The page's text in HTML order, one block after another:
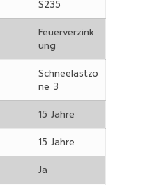
S235
Feuerverzink
ung
Schneelastzo
ne 3
15 Jahre
15 Jahre
Ja